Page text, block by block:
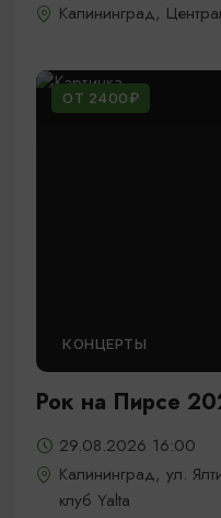
Калининград,
ОТ 2400₽
КОНЦЕРТЫ
Рок на Пирсе
29.08.2026 16:00
Калининград, ул.
клуб Yalta